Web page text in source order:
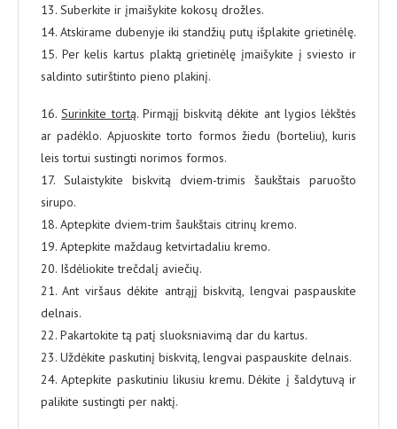
13. Suberkite ir įmaišykite kokosų drožles.
14. Atskirame dubenyje iki standžių putų išplakite grietinėlę.
15. Per kelis kartus plaktą grietinėlę įmaišykite į sviesto ir
saldinto sutirštinto pieno plakinį.
16.Surinkite tortą. Pirmąjį biskvitą dėkite ant lygios lėkštės
ar padėklo. Apjuoskite torto formos žiedu (borteliu), kuris
leis tortui sustingti norimos formos.
17. Sulaistykite biskvitą dviem-trimis šaukštais paruošto
sirupo.
18. Aptepkite dviem-trim šaukštais citrinų kremo.
19. Aptepkite maždaug ketvirtadaliu kremo.
20. Išdėliokite trečdalį aviečių.
21. Ant viršaus dėkite antrąjį biskvitą, lengvai paspauskite
delnais.
22. Pakartokite tą patį sluoksniavimą dar du kartus.
23. Uždėkite paskutinį biskvitą, lengvai paspauskite delnais.
24. Aptepkite paskutiniu likusiu kremu. Dėkite į šaldytuvą ir
palikite sustingti per naktį.